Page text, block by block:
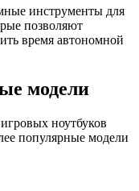
инструменты для
позволяют
время автономной
модели
ноутбуков
популярные модели